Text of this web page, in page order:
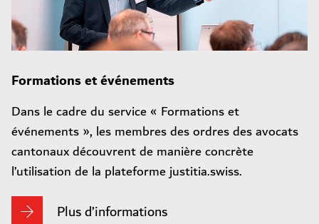
Formations et événements
Dans le cadre du service « Formations et
événements », les membres des ordres des avocats
cantonaux découvrent de manière concrète
l’utilisation de la plateforme justitia.swiss.
Plus d’informations